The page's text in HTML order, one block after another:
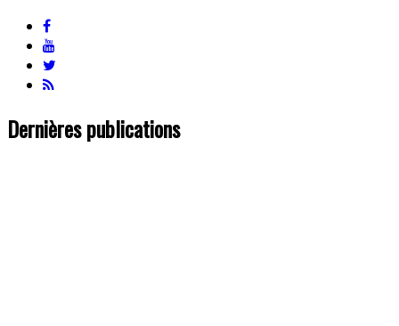
Dernières publications